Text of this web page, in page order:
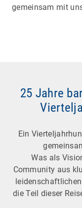
gemeinsam mit
25 Jahre
Ein
Was als
Community aus
die Teil dieser